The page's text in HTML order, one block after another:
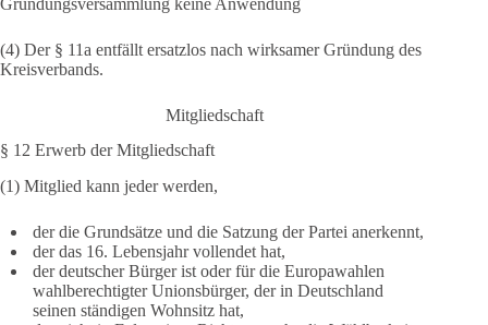
(4) Der § 11a entfällt ersatzlos nach wirksamer Gründung des
Kreisverbands.
Mitgliedschaft
§ 12 Erwerb der Mitgliedschaft
(1) Mitglied kann jeder werden,
der die Grundsätze und die Satzung der Partei anerkennt,
der das 16. Lebensjahr vollendet hat,
der deutscher Bürger ist oder für die Europawahlen
wahlberechtigter Unionsbürger, der in Deutschland
seinen ständigen Wohnsitz hat,